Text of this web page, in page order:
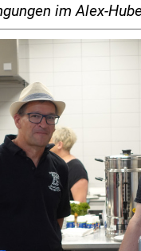
im Alex-